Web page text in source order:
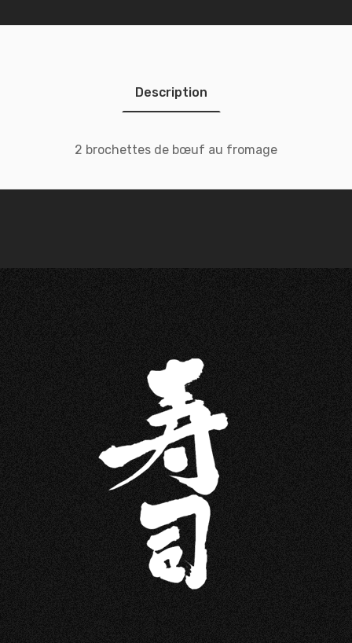
Description
2 brochettes de bœuf au fromage